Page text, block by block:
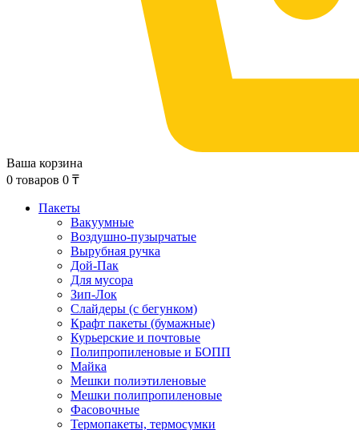
Ваша корзина
0 товаров 0 ₸
Пакеты
Вакуумные
Воздушно-пузырчатые
Вырубная ручка
Дой-Пак
Для мусора
Зип-Лок
Слайдеры (с бегунком)
Крафт пакеты (бумажные)
Курьерские и почтовые
Полипропиленовые и БОПП
Майка
Мешки полиэтиленовые
Мешки полипропиленовые
Фасовочные
Термопакеты, термосумки